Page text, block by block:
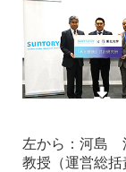
左から：河島
教授（運営総括